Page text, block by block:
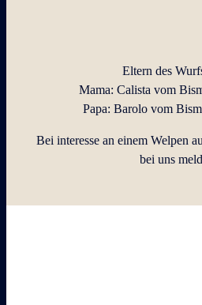
Eltern des
Mama: Calista vom
Papa: Barolo vom
Bei interesse an einem Welpen
bei uns